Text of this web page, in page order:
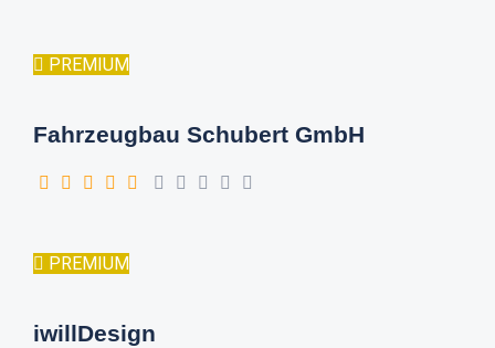
PREMIUM
Fahrzeugbau Schubert GmbH
PREMIUM
iwillDesign